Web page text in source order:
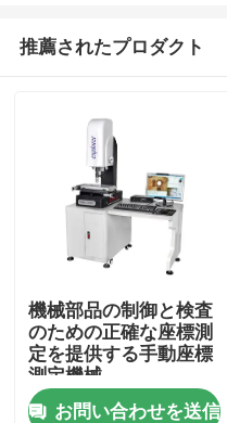
推薦されたプロダクト
機械部品の制御と検査
のための正確な座標測
定を提供する手動座標
測定機械
お問い合わせを送信